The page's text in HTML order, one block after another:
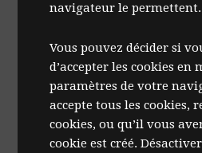
navigateur le permettent.
Vous pouvez décider si
d’accepter les cookies en
paramètres de votre
accepte tous les cookies,
cookies, ou qu’il vous
cookie est créé.